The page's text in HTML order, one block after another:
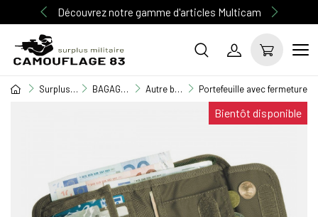
Découvrez notre gamme d'articles Multicam
Surplus Militaire BAGAGERIE MILITAIRE Autre bagagerie Portefeuille avec fermeture
Bientôt disponible